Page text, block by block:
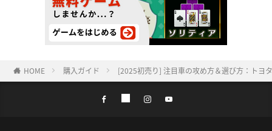
HOME 購入ガイド [2025初売り] 注目車の攻め方＆選び方：トヨ